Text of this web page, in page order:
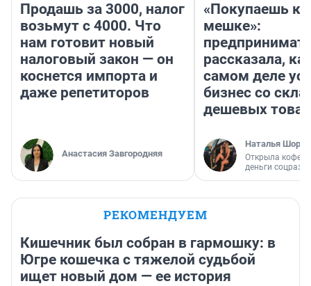
Продашь за 3000, налог
возьмут с 4000. Что
нам готовит новый
налоговый закон — он
коснется импорта и
даже репетиторов
Анастасия Завгородняя
«Покупаешь
мешке»:
рассказала,
самом деле
бизнес со
дешевых
Наталья
Открыла
деньги
РЕКОМЕНДУЕМ
Кишечник был собран в гармошку: в
Югре кошечка с тяжелой судьбой
ищет новый дом — ее история